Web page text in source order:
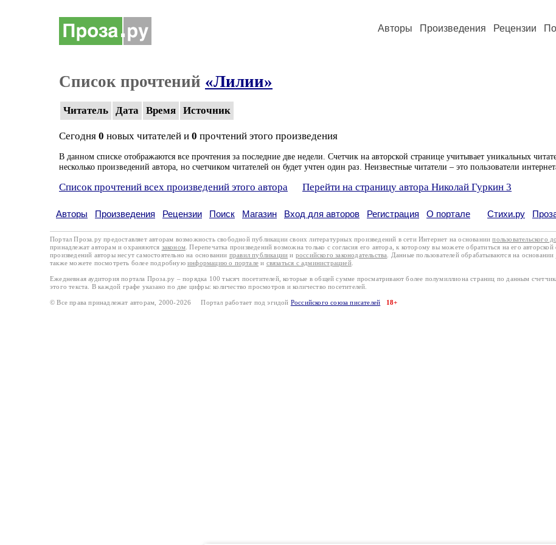
Авторы Произведения Рецензии
Список прочтений «Лилии»
Читатель Дата Время Источник
Сегодня 0 новых читателей и 0 прочтений этого произведения
В данном списке отображаются все прочтения за последние две недели. Счетчик на авторской странице учитывает уникальных
несколько произведений автора, но счетчиком читателей он будет учтен один раз. Неизвестные читатели – это пользователи
Список прочтений всех произведений этого автора Перейти на страницу автора Николай Гуркин 3
Авторы Произведения Рецензии Поиск Магазин Вход для авторов Регистрация О портале Стихи.ру
Портал Проза.ру предоставляет авторам возможность свободной публикации своих литературных произведений в сети Интернет на основаниипользовательского
принадлежат авторам и охраняются законом . Перепечатка произведений возможна только с согласия его автора, к которому вы можете обратиться на его авторской
произведений авторы несут самостоятельно на основании правил публикации и российского законодательства . Данные пользователей обрабатываются на основании
также можете посмотреть более подробную информацию о портале и связаться с администрацией.
Ежедневная аудитория портала Проза.ру – порядка 100 тысяч посетителей, которые в общей сумме просматривают более полумиллиона страниц по данным
этого текста. В каждой графе указано по две цифры: количество просмотров и количество посетителей.
© Все права принадлежат авторам, 2000-2026 Портал работает под эгидой Российского союза писателей 18+